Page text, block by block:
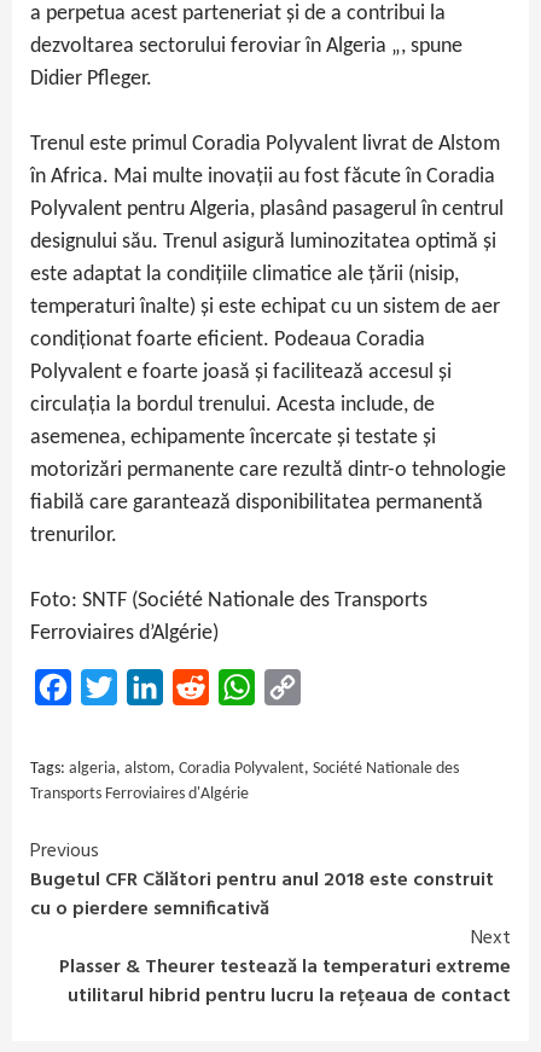
a perpetua acest parteneriat și de a contribui la
dezvoltarea sectorului feroviar în Algeria „, spune
Didier Pfleger.
Trenul este primul Coradia Polyvalent livrat de Alstom
în Africa. Mai multe inovații au fost făcute în Coradia
Polyvalent pentru Algeria, plasând pasagerul în centrul
designului său. Trenul asigură luminozitatea optimă și
este adaptat la condițiile climatice ale țării (nisip,
temperaturi înalte) și este echipat cu un sistem de aer
condiționat foarte eficient. Podeaua Coradia
Polyvalent e foarte joasă și facilitează accesul și
circulația la bordul trenului. Acesta include, de
asemenea, echipamente încercate și testate și
motorizări permanente care rezultă dintr-o tehnologie
fiabilă care garantează disponibilitatea permanentă
trenurilor.
Foto: SNTF (Société Nationale des Transports
Ferroviaires d’Algérie)
FacebookTwitter LinkedInReddit WhatsApp
Tags: algeria, alstom, Coradia Polyvalent, Société Nationale des
Transports Ferroviaires d'Algérie
Continue
Reading
Previous
Bugetul CFR Călători pentru anul 2018 este construit
cu o pierdere semnificativă
Next
Plasser & Theurer testează la temperaturi extreme
utilitarul hibrid pentru lucru la rețeaua de contact